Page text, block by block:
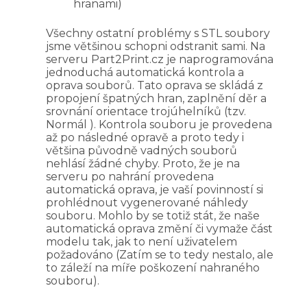
hranami)
Všechny ostatní problémy s STL soubory
jsme většinou schopni odstranit sami. Na
serveru Part2Print.cz je naprogramována
jednoduchá automatická kontrola a
oprava souborů. Tato oprava se skládá z
propojení špatných hran, zaplnění děr a
srovnání orientace trojúhelníků (tzv.
Normál ). Kontrola souboru je provedena
až po následné opravě a proto tedy i
většina původně vadných souborů
nehlásí žádné chyby. Proto, že je na
serveru po nahrání provedena
automatická oprava, je vaší povinností si
prohlédnout vygenerované náhledy
souboru. Mohlo by se totiž stát, že naše
automatická oprava změní či vymaže část
modelu tak, jak to není uživatelem
požadováno (Zatím se to tedy nestalo, ale
to záleží na míře poškození nahraného
souboru).